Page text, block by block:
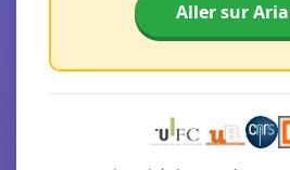
Aller sur